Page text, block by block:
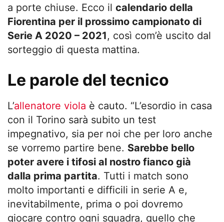
a porte chiuse. Ecco il calendario della
Fiorentina per il prossimo campionato di
Serie A 2020 – 2021, così com’è uscito dal
sorteggio di questa mattina.
Le parole del tecnico
L’allenatore viola è cauto. “L’esordio in casa
con il Torino sarà subito un test
impegnativo, sia per noi che per loro anche
se vorremo partire bene. Sarebbe bello
poter avere i tifosi al nostro fianco già
dalla prima partita. Tutti i match sono
molto importanti e difficili in serie A e,
inevitabilmente, prima o poi dovremo
giocare contro ogni squadra, quello che